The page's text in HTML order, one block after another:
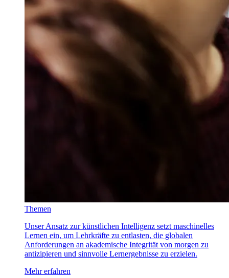
Themen
Unser Ansatz zur künstlichen Intelligenz setzt maschinelles
Lernen ein, um Lehrkräfte zu entlasten, die globalen
Anforderungen an akademische Integrität von morgen zu
antizipieren und sinnvolle Lernergebnisse zu erzielen.
Mehr erfahren